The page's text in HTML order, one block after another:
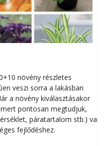
növény részletes
veszi sorra a lakásban
a növény kiválasztásakor
pontosan megtudjuk,
páratartalom stb.) van
fejlődéshez.